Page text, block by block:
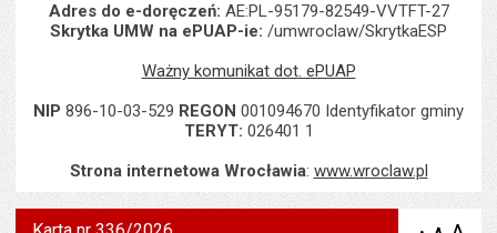
Adres do e-doręczeń: AE:PL-95179-82549-VVTFT-27
Skrytka UMW na ePUAP-ie: /umwroclaw/SkrytkaESP
Ważny komunikat dot. ePUAP
NIP 896-10-03-529 REGON 001094670 Identyfikator gminy
TERYT: 026401 1
Strona internetowa Wrocławia: www.wroclaw.pl